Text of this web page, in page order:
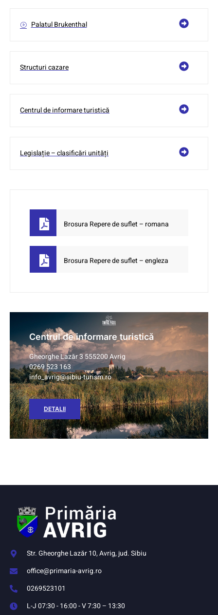
Palatul Brukenthal
Structuri cazare
Centrul de informare turistică
Legislație – clasificări unități
Brosura Repere de suflet – romana
Brosura Repere de suflet – engleza
Centrul de informare turistică
Gheorghe Lazăr 3 555200 Avrig
0269 523 163
info_avrig@sibiu-turism.ro
DETALII
Str. Gheorghe Lazăr 10, Avrig, jud. Sibiu
office@primaria-avrig.ro
0269523101
L-J 07:30 - 16:00 - V 7:30 – 13:30